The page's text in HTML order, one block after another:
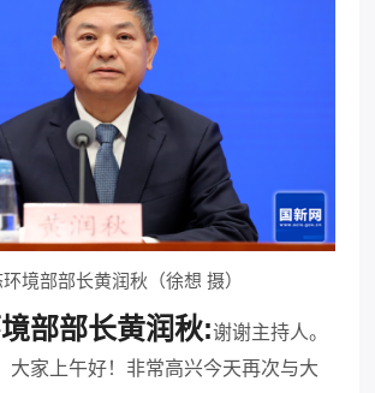
境部部长黄润秋（徐想 摄）
部部长黄润秋:谢谢主持人。
大家上午好！非常高兴今天再次与大